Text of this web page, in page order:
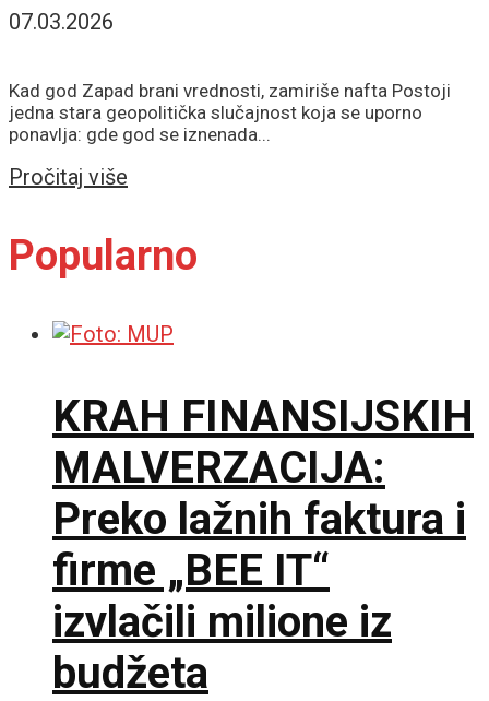
07.03.2026
Kad god Zapad brani vrednosti, zamiriše nafta Postoji
jedna stara geopolitička slučajnost koja se uporno
ponavlja: gde god se iznenada...
Pročitaj više
Popularno
KRAH FINANSIJSKIH
MALVERZACIJA:
Preko lažnih faktura i
firme „BEE IT“
izvlačili milione iz
budžeta